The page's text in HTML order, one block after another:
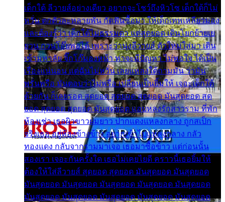
เด็กใต้ ลีวายส์อย่างเดียว อยากจะโชว์ถึงหิวโซ เด็กใต้ก็ไม่
หวั่น ตกตัวละหลายพัน กัดฟันซื้อมา ให้เด็กเทพเหลียวมอง
และต้องรู้ว่า เด็กใต้ไม่ธรรมดา แต่สุดยอด เดินโยกย้ายเย
ยวน กวนโอ๊ยพอได้ เพราะว่านุ่งลีวายส์ ตัวใหม่ใส่มา เดิน
เข้ามหาลัย จิ๊กโก๊มองหน้า ท่าจะมีปัญหา ไม่พอใจ ได้เป็น
เรื่องแน่นอน แต่ฉันไม่หวั่น เลยแหลงใต้ถามมัน ว่ามัน
พรั่นพรือ มันตอบว่าไม่พรื่อ เปลี่ยนเป็นยิ้มให้ เจอะเด็กใต้
ด้วยกัน ก็เลยรอด สุดยอด สุดยอด สุดยอด มันสุดยอด สุด
ยอด สุดยอด สุดยอด มันสุดยอด แอบหลงรักสาวราม ที่พัก
ห้องเช่า เธอผิวขาวผมยาว ปากแดงแหลงกลาง ถูกสเป็ก
จริงเธอ อยู่ห้องข้างข้าง อยากเข้าไปแหลงกลาง กลัว
ทองแดง กลับจากรามมาเจอ เธอมาซื้อข้าว แต่ก่อนนั้น
สองเรา เจอะกันครั้งใด เธอไม่เคยไยดี คราวนี้เธอยิ้มให้
ต้องให้ใส่ลีวายส์ สุดยอด สุดยอด มันสุดยอด มันสุดยอด
มันสุดยอด มันสุดยอด มันสุดยอด มันสุดยอด มันสุดยอด
มันสุดยอด มันสุดยอด มันสุดยอด มันสุดยอด มันสุดยอด